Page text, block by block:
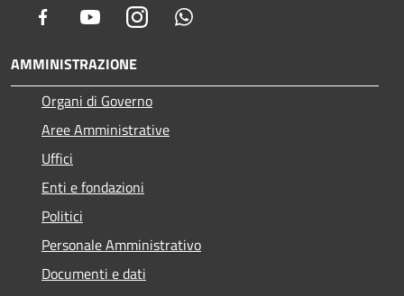
Facebook YoutubeInstagram
AMMINISTRAZIONE
Organi di Governo
Aree Amministrative
Uffici
Enti e fondazioni
Politici
Personale Amministrativo
Documenti e dati